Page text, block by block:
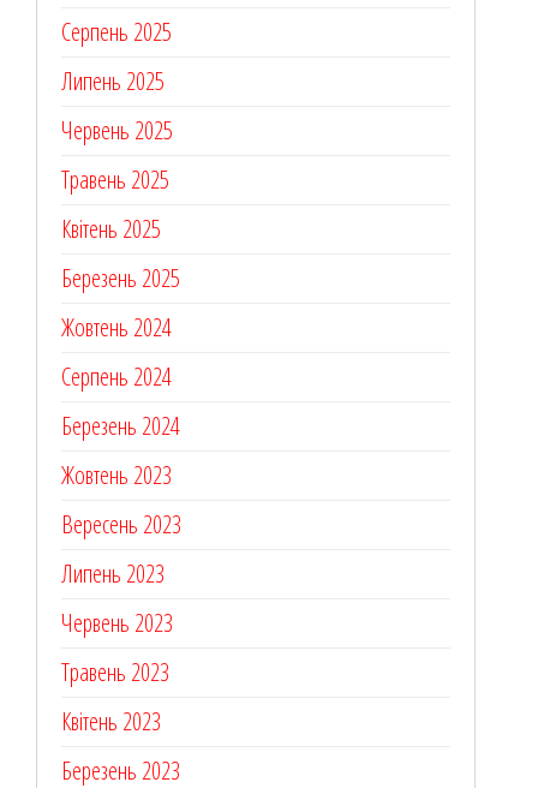
Серпень 2025
Липень 2025
Червень 2025
Травень 2025
Квітень 2025
Березень 2025
Жовтень 2024
Серпень 2024
Березень 2024
Жовтень 2023
Вересень 2023
Липень 2023
Червень 2023
Травень 2023
Квітень 2023
Березень 2023